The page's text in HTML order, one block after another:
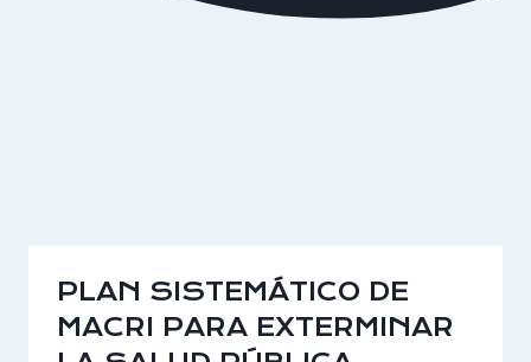
PLAN SISTEMÁTICO DE
MACRI PARA EXTERMINAR